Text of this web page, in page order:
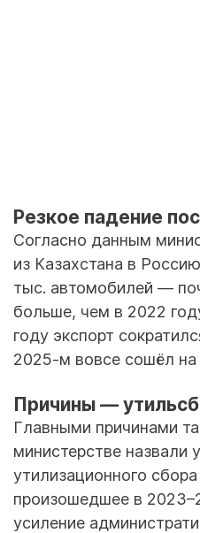
Резкое падение
Согласно данным
из Казахстана в
тыс. автомобилей —
больше, чем в 2022
году экспорт
2025-м вовсе сошёл на
Причины —
Главными причинами
министерстве назвали
утилизационного
произошедшее в
усиление